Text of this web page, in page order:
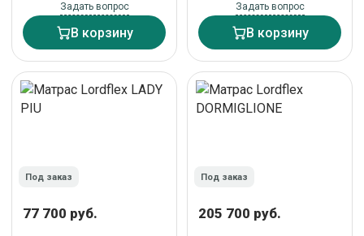
Задать вопрос
В корзину
Задать вопрос
В корзину
Под заказ
77 700 руб.
Под заказ
205 700 руб.